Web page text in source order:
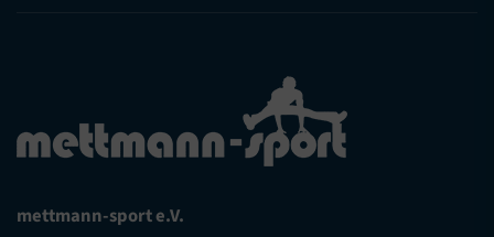
mettmann-sport e.V.